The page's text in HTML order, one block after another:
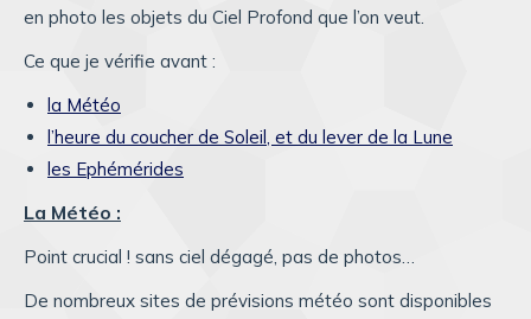
en photo les objets du Ciel Profond que l’on veut.
Ce que je vérifie avant :
la Météo
l’heure du coucher de Soleil, et du lever de la Lune
les Ephémérides
La Météo :
Point crucial ! sans ciel dégagé, pas de photos…
De nombreux sites de prévisions météo sont disponibles